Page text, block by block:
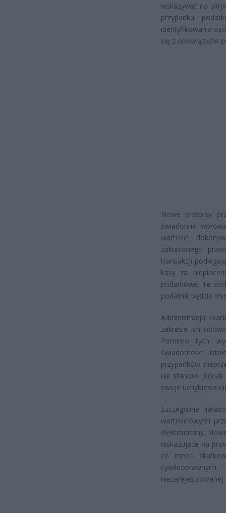
wskazywać na
przypadku
identyfikowania
się z obowiązków
Nowe przepisy
świadomie
wartości
zakupionego
transakcji
karą za
podatkowe. Te
podatnik będzie
Administracja
zakresie ich
Pomimo tych
świadomości
przypadków
nie stanowi
swoje uchybienia
Szczególnie
wartościowymi
elektroniczny.
wskazujące na
co może
niezarejestrowanej